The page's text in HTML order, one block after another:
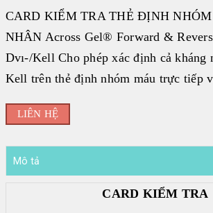
GEL CARD
THIẾT BỊ KHÁC
VI SINH
TEST NHANH
Đối tác
BECKMAN COULTER
|
CARD KIỂM TRA THẺ ĐỊNH
NHÂN Across Gel® Forward &
Dvı-/Kell Cho phép xác định cả kháng
Kell trên thẻ định nhóm máu trực
LIÊN HỆ
Mô tả
CARD KIỂM TRA